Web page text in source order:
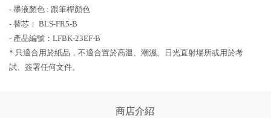
- 墨液顏色 : 跟筆桿顏色
- 替芯： BLS-FR5-B
- 產品編號：LFBK-23EF-B
* 只適合用於紙品，不適合置於高溫、潮濕、日光直射場所或用於考
試、簽署任何文件。
商店介紹